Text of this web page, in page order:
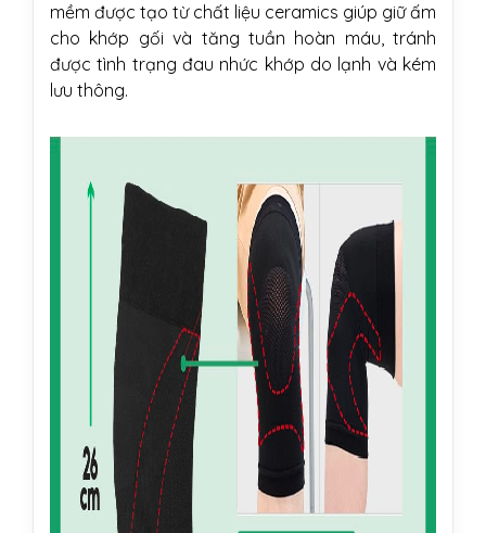
mềm được tạo từ chất liệu ceramics giúp giữ ấm
cho khớp gối và tăng tuần hoàn máu, tránh
được tình trạng đau nhức khớp do lạnh và kém
lưu thông.